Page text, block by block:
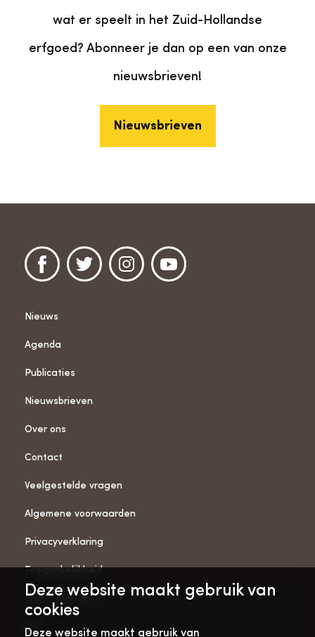
Deze website maakt gebruik van
cookies
Deze website maakt gebruik van
wat er speelt in het Zuid-Hollandse
erfgoed? Abonneer je dan op een van onze
nieuwsbrieven!
Nieuwsbrieven
Nieuws
Agenda
Publicaties
Nieuwsbrieven
Over ons
Contact
Veelgestelde vragen
Algemene voorwaarden
Privacyverklaring
Toegankelijkheid
ANBI-gegevens
Pers